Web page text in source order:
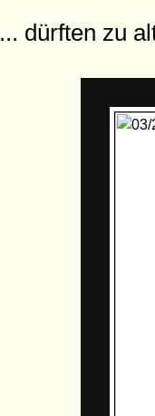
... dürften zu